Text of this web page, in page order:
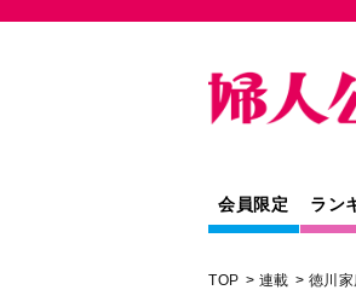
会員限定 ラン
TOP 連載
徳川